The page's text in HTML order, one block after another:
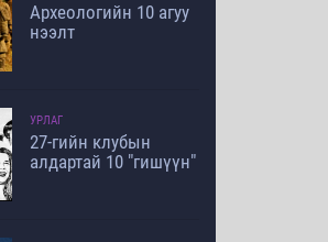
Археологийн 10 агуу
нээлт
УРЛАГ
27-гийн клубын
алдартай 10 "гишүүн"